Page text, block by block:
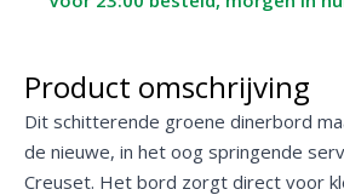
Product omschrijving
Dit schitterende groene dinerbord
de nieuwe, in het oog springende
Creuset. Het bord zorgt direct voor